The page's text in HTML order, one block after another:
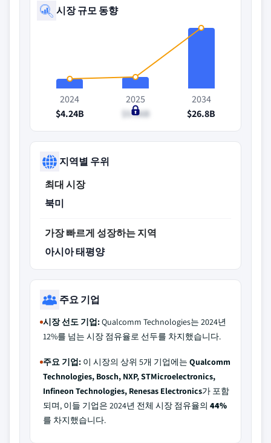
시장 규모 동향
2024
$4.24B
2025
$5.06B
2034
$26.8B
지역별 우위
최대 시장
북미
가장 빠르게 성장하는 지역
아시아 태평양
주요 기업
시장 선도 기업:Qualcomm Technologies는 2024년
12%를 넘는 시장 점유율로 선두를 차지했습니다.
주요 기업: 이 시장의 상위 5개 기업에는 Qualcomm
Technologies, Bosch, NXP, STMicroelectronics,
Infineon Technologies, Renesas Electronics가 포함
되며, 이들 기업은 2024년 전체 시장 점유율의 44%
를 차지했습니다.